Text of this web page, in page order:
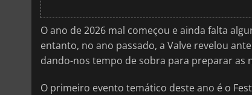
O ano de 2026 mal começou e ainda falta
entanto, no ano passado, a Valve revelou
dando-nos tempo de sobra para preparar as
O primeiro evento temático deste ano é o